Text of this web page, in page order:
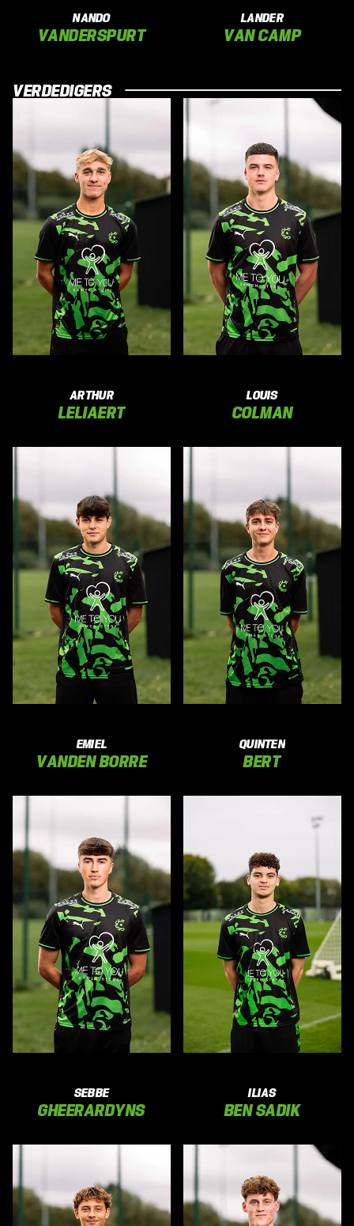
NANDO
VANDERSPURT
LANDER
VAN CAMP
VERDEDIGERS
ARTHUR
LELIAERT
LOUIS
COLMAN
EMIEL
VANDEN BORRE
QUINTEN
BERT
SEBBE
GHEERARDYNS
ILIAS
BEN SADIK